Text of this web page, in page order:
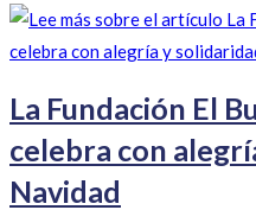
La Fundación El
celebra con
Navidad